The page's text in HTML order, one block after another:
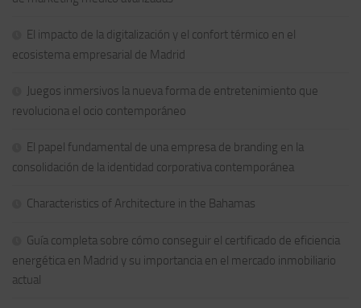
El impacto de la digitalización y el confort térmico en el
ecosistema empresarial de Madrid
Juegos inmersivos la nueva forma de entretenimiento que
revoluciona el ocio contemporáneo
El papel fundamental de una empresa de branding en la
consolidación de la identidad corporativa contemporánea
Characteristics of Architecture in the Bahamas
Guía completa sobre cómo conseguir el certificado de eficiencia
energética en Madrid y su importancia en el mercado inmobiliario
actual